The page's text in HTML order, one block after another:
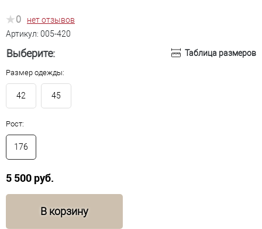
0
нет отзывов
Артикул: 005-420
Выберите: Таблица размеров
Размер одежды:
42 45
Рост:
176
5 500 руб.
В корзину